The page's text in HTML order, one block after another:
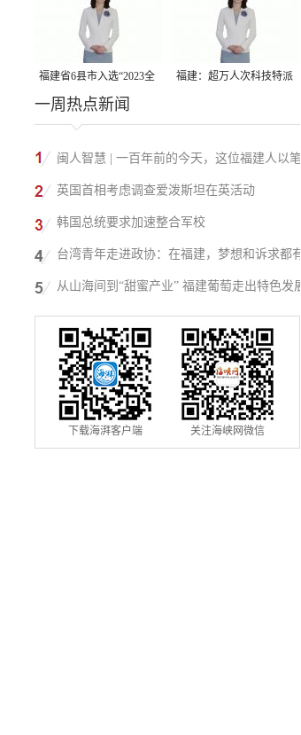
福建省6县市入选“2023全
国县域发展潜力百强县”
福建：超万人次科技特派
一周热点新闻
闽人智慧 | 一百年前的今天，这位福建人以笔
为刃、以身殉报
英国首相考虑调查爱泼斯坦在英活动
韩国总统要求加速整合军校
台湾青年走进政协：在福建，梦想和诉求都有
回音
从山海间到“甜蜜产业” 福建葡萄走出特色发展
之路
下载海湃客户端 关注海峡网微信